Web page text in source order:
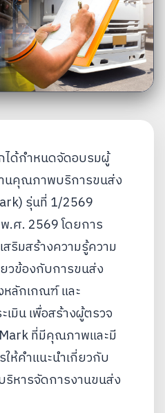
ได้กำหนดจัดอบรมผู้
นคุณภาพบริการขนส่ง
รุ่นที่ 1/2569
.ศ. 2569 โดยการ
ริมสร้างความรู้ความ
ยวข้องกับการขนส่ง
ลักเกณฑ์ และ
มิน เพื่อสร้างผู้ตรวจ
ที่มีคุณภาพและมี
ห้คำแนะนำเกี่ยวกับ
หารจัดการงานขนส่ง